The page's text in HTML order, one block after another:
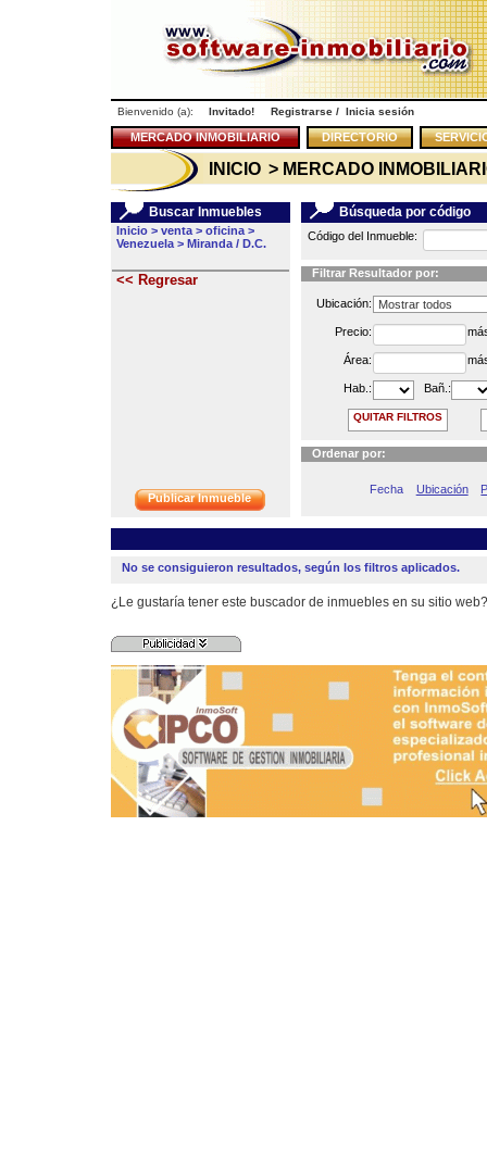
Bienvenido (a): Invitado! Registrarse / Inicia sesión
MERCADO INMOBILIARIO DIRECTORIO
INICIO > MERCADO
Buscar Inmuebles
Inicio > venta > oficina >
Venezuela > Miranda / D.C.
<< Regresar
Publicar Inmueble
Búsqueda por código
Código del Inmueble:
Filtrar Resultador por:
Ubicación:
Precio:
Área:
Hab.: Bañ.:
QUITAR FILTROS
Ordenar por:
Fecha Ubicación
No se consiguieron resultados, según los filtros aplicados.
¿Le gustaría tener este buscador de inmuebles en su sitio